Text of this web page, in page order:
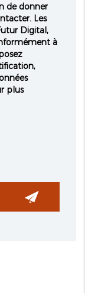
de donner
Les
Digital,
à
plus